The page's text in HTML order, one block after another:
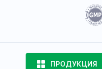
ПРОДУКЦИЯ